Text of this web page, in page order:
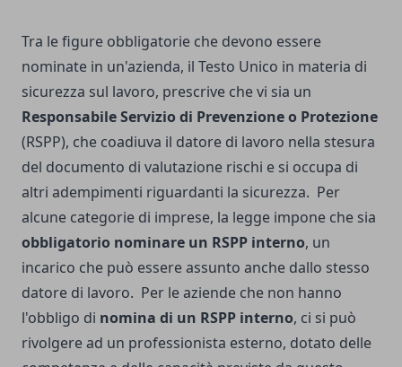
Tra le figure obbligatorie che devono essere
nominate in un'azienda, il Testo Unico in materia di
sicurezza sul lavoro, prescrive che vi sia un
Responsabile Servizio di Prevenzione o Protezione
(RSPP), che coadiuva il datore di lavoro nella stesura
del documento di valutazione rischi e si occupa di
altri adempimenti riguardanti la sicurezza. Per
alcune categorie di imprese, la legge impone che sia
obbligatorio nominare un RSPP interno, un
incarico che può essere assunto anche dallo stesso
datore di lavoro. Per le aziende che non hanno
l'obbligo di nomina di un RSPP interno, ci si può
rivolgere ad un professionista esterno, dotato delle